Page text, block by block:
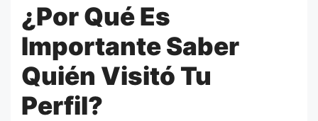
¿Por Qué Es
Importante Saber
Quién Visitó Tu
Perfil?